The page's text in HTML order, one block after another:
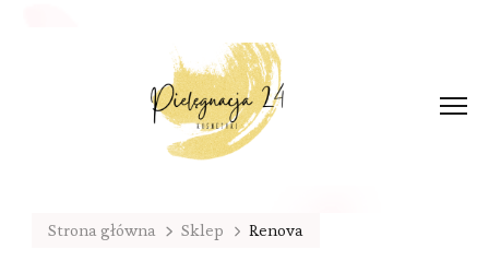
Strona główna Sklep Renova